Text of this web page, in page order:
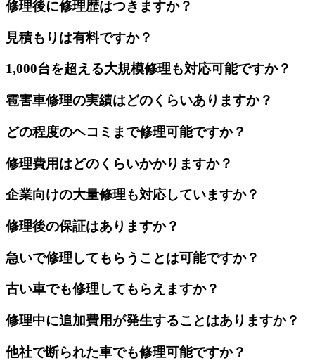
修理後に修理歴はつきますか？
見積もりは有料ですか？
1,000台を超える大規模修理も対応可能ですか？
雹害車修理の実績はどのくらいありますか？
どの程度のヘコミまで修理可能ですか？
修理費用はどのくらいかかりますか？
企業向けの大量修理も対応していますか？
修理後の保証はありますか？
急いで修理してもらうことは可能ですか？
古い車でも修理してもらえますか？
修理中に追加費用が発生することはありますか？
他社で断られた車でも修理可能ですか？